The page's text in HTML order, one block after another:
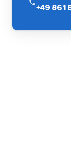
+49 861